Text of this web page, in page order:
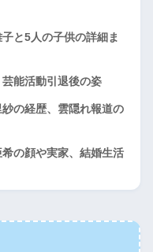
と5人の子供の詳細ま
能活動引退後の姿
の経歴、雲隠れ報道の
の顔や実家、結婚生活